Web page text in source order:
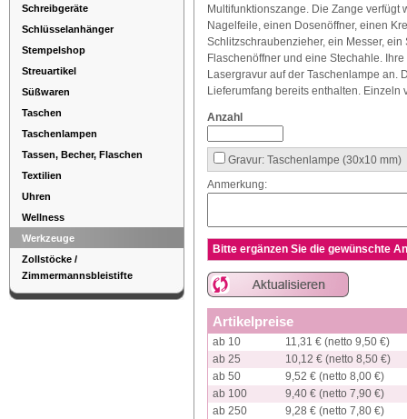
Schreibgeräte
Schlüsselanhänger
Stempelshop
Streuartikel
Süßwaren
Taschen
Taschenlampen
Tassen, Becher, Flaschen
Textilien
Uhren
Wellness
Werkzeuge
Zollstöcke /
Zimmermannsbleistifte
Multifunktionszange. Die Zange verfügt
Nagelfeile, einen Dosenöffner, einen
Schlitzschraubenzieher, ein Messer, ein
Flaschenöffner und eine Stechahle.
Lasergravur auf der Taschenlampe an.
Lieferumfang bereits enthalten. Einzeln
Anzahl
Gravur: Taschenlampe (30x10 mm)
Anmerkung:
Bitte ergänzen Sie die gewünschte
Artikelpreise
ab 10
11,31 € (netto 9,50 €)
ab 25
10,12 € (netto 8,50 €)
ab 50
9,52 € (netto 8,00 €)
ab 100
9,40 € (netto 7,90 €)
ab 250
9,28 € (netto 7,80 €)